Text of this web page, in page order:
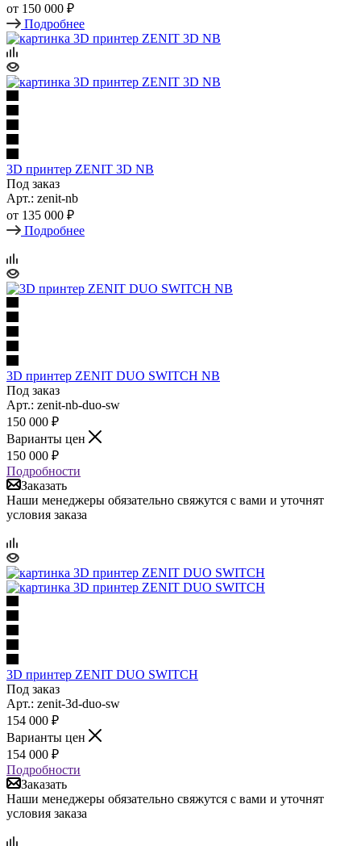
от 150 000 ₽
Подробнее
3D принтер ZENIT 3D NB
Под заказ
Арт.: zenit-nb
от 135 000 ₽
Подробнее
3D принтер ZENIT DUO SWITCH NB
Под заказ
Арт.: zenit-nb-duo-sw
150 000 ₽
Варианты цен
150 000 ₽
Подробности
Заказать
Наши менеджеры обязательно свяжутся с вами и уточнят
условия заказа
3D принтер ZENIT DUO SWITCH
Под заказ
Арт.: zenit-3d-duo-sw
154 000 ₽
Варианты цен
154 000 ₽
Подробности
Заказать
Наши менеджеры обязательно свяжутся с вами и уточнят
условия заказа